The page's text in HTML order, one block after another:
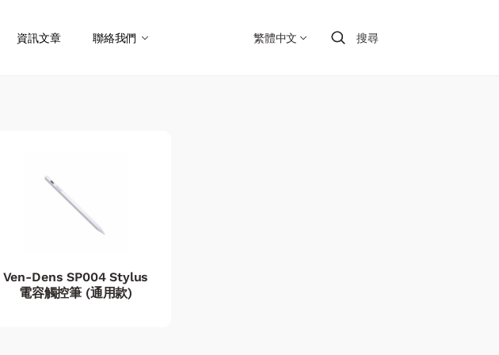
資訊文章 聯絡我們 繁體中文 搜尋
Ven-Dens SP004 Stylus
電容觸控筆 (通用款)